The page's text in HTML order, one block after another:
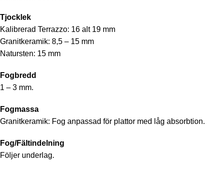
Tjocklek
Kalibrerad Terrazzo: 16 alt 19 mm
Granitkeramik: 8,5 – 15 mm
Natursten: 15 mm
Fogbredd
1 – 3 mm.
Fogmassa
Granitkeramik: Fog anpassad för plattor med låg absorbtion.
Fog/Fältindelning
Följer underlag.